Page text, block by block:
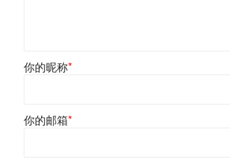
你的昵称*
你的邮箱*